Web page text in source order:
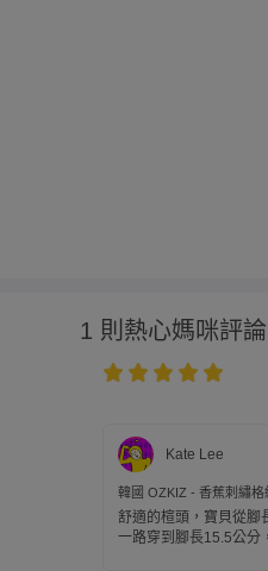
1 則熱心媽咪評論
Kate Lee
韓國 OZKIZ - 香蕉刺繡格
鞋-黃
舒適的楦頭，寶貝從腳
一路穿到腳長15.5公分